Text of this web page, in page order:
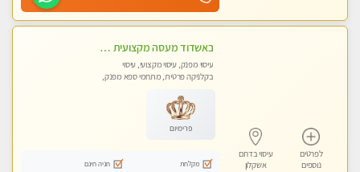
לפרטים
נוספים
עיסוי בדרום
אשקלון
באשדוד מעסה מקצועית צעירה ואיכותית פרטי!!!
עיסוי מפנק, עיסוי מקצועי, עיסוי
בקלניקה פרטית, מתחמי ספא מפנק,
פרימיום
מקלחת
חניה חינם